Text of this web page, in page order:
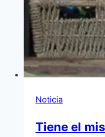
Noticia
Tiene el